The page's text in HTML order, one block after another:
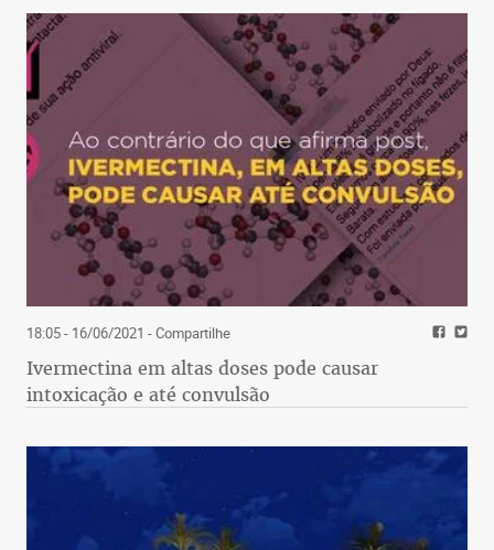
18:05 - 16/06/2021 - Compartilhe
Ivermectina em altas doses pode causar
intoxicação e até convulsão